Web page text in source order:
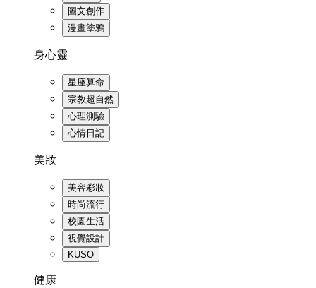
圖文創作
漫畫塗鴉
身心靈
星座算命
宗教超自然
心理測驗
心情日記
美妝
美容彩妝
時尚流行
校園生活
視覺設計
KUSO
健康